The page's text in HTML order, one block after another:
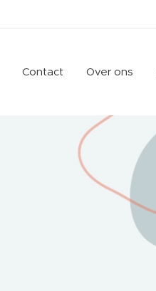
Contact Over ons